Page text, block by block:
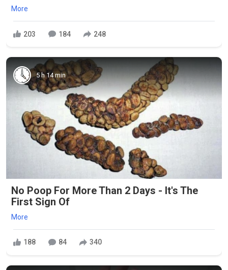
More
203 184 248
5 h 14 min
No Poop For More Than 2 Days - It's The
First Sign Of
More
188 84 340